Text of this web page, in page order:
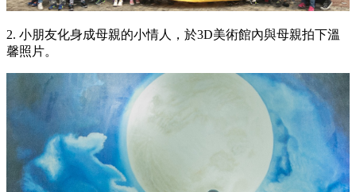
2. 小朋友化身成母親的小情人，於3D美術館內與母親拍下溫
馨照片。